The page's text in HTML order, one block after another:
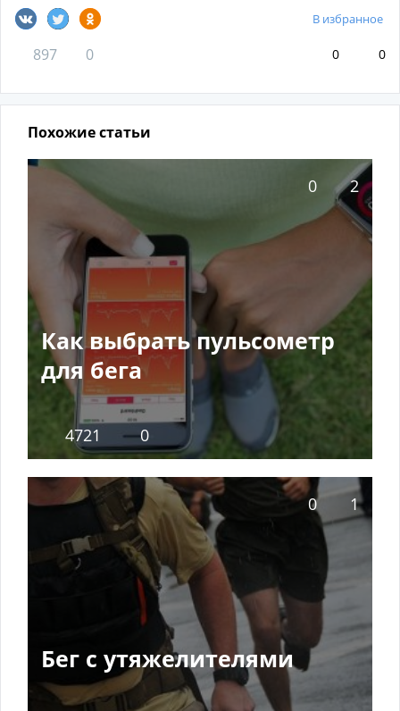
В избранное
897 0 0 0
Похожие статьи
0 2
Как выбрать пульсометр
для бега
4721 0
0 1
Бег с утяжелителями